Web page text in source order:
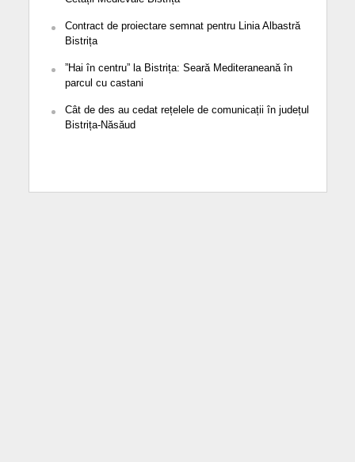
Contract de proiectare semnat pentru Linia Albastră
Bistrița
”Hai în centru” la Bistrița: Seară Mediteraneană în
parcul cu castani
Cât de des au cedat rețelele de comunicații în județul
Bistrița-Năsăud